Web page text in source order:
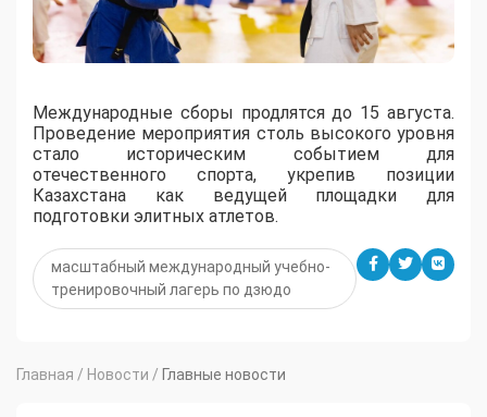
Международные сборы продлятся до 15 августа.
Проведение мероприятия столь высокого уровня
стало историческим событием для
отечественного спорта, укрепив позиции
Казахстана как ведущей площадки для
подготовки элитных атлетов.
масштабный международный учебно-
тренировочный лагерь по дзюдо
Главная / Новости / Главные новости